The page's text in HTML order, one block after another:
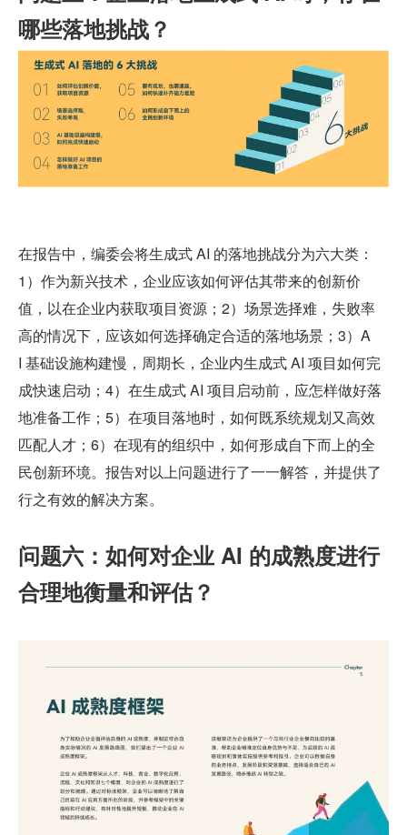
哪些落地挑战？
在报告中，编委会将生成式 AI 的落地挑战分为六大类：
1）作为新兴技术，企业应该如何评估其带来的创新价
值，以在企业内获取项目资源；2）场景选择难，失败率
高的情况下，应该如何选择确定合适的落地场景；3）A
I 基础设施构建慢，周期长，企业内生成式 AI 项目如何完
成快速启动；4）在生成式 AI 项目启动前，应怎样做好落
地准备工作；5）在项目落地时，如何既系统规划又高效
匹配人才；6）在现有的组织中，如何形成自下而上的全
民创新环境。报告对以上问题进行了一一解答，并提供了
行之有效的解决方案。
问题六：如何对企业 AI 的成熟度进行
合理地衡量和评估？